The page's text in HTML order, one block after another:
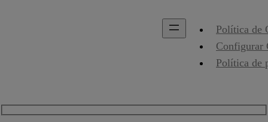
Política de
Configurar
Política de